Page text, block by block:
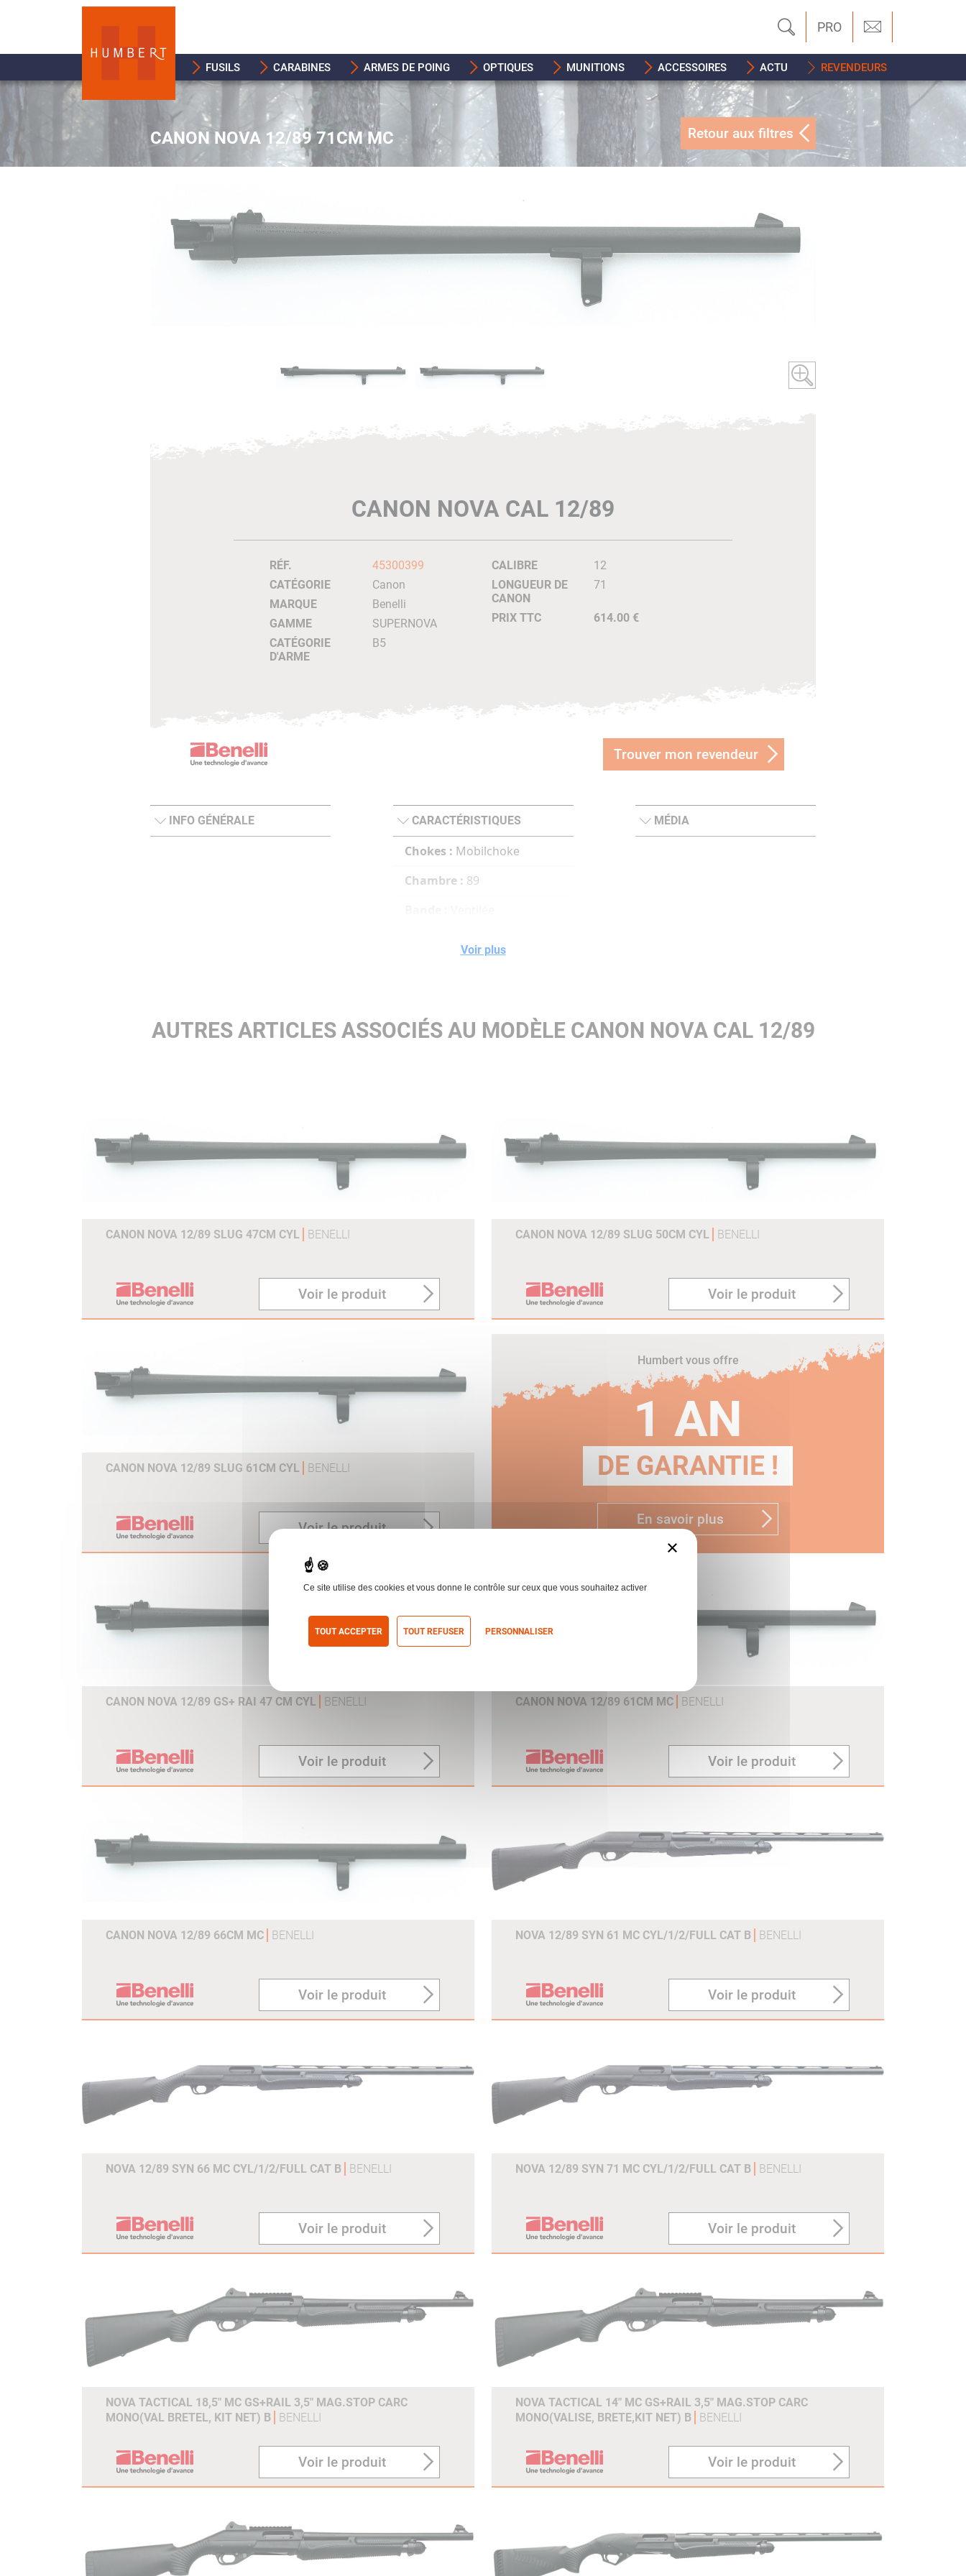
PRO
FUSILS CARABINES ARMES DE POING OPTIQUES MUNITIONS ACCESSOIRES ACTU REVENDEURS
CANON NOVA 12/89 71CM MC Retour aux filtres
CANON NOVA CAL 12/89
RÉF.
45300399
CATÉGORIE
Canon
MARQUE
Benelli
GAMME
SUPERNOVA
CATÉGORIE
D'ARME
B5
CALIBRE
12
LONGUEUR DE
CANON
71
PRIX TTC 614.00 €
Trouver mon revendeur
INFO GÉNÉRALE CARACTÉRISTIQUES
Chokes : Mobilchoke
Chambre : 89
MÉDIA
Voir plus
AUTRES ARTICLES ASSOCIÉS AU MODÈLE CANON NOVA CAL 12/89
CANON NOVA 12/89 SLUG 47CM CYL BENELLI
Voir le produit
CANON NOVA 12/89 SLUG 50CM CYL BENELLI
Voir le produit
CANON NOVA 12/89 SLUG 61CM CYL BENELLI
Voir le produit
Humbert vous offre
1 AN
DE GARANTIE !
En savoir plus
CANON NOVA 12/89 GS+ RAI 47 CM CYL BENELLI
Voir le produit
CANON NOVA 12/89 61CM MC BENELLI
Voir le produit
CANON NOVA 12/89 66CM MC BENELLI
Voir le produit
NOVA 12/89 SYN 61 MC CYL/1/2/FULL CAT B BENELLI
Voir le produit
NOVA 12/89 SYN 66 MC CYL/1/2/FULL CAT B BENELLI
Voir le produit
NOVA 12/89 SYN 71 MC CYL/1/2/FULL CAT B BENELLI
Voir le produit
NOVA TACTICAL 18,5" MC GS+RAIL 3,5" MAG.STOP CARC
MONO(VAL BRETEL, KIT NET) B
BENELLI
Voir le produit
NOVA TACTICAL 14" MC GS+RAIL 3,5" MAG.STOP CARC
MONO(VALISE, BRETE,KIT NET) B
BENELLI
Voir le produit
×
Ce site utilise des cookies et vous donne le contrôle sur ceux que vous souhaitez activer
TOUT ACCEPTER TOUT REFUSER PERSONNALISER